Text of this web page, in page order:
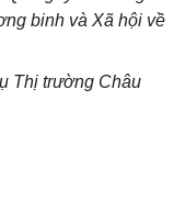
binh và Xã hội về
Thị trường Châu